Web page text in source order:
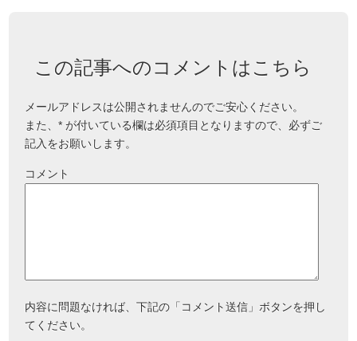
この記事へのコメントはこちら
メールアドレスは公開されませんのでご安心ください。
また、* が付いている欄は必須項目となりますので、必ずご
記入をお願いします。
コメント
内容に問題なければ、下記の「コメント送信」ボタンを押し
てください。